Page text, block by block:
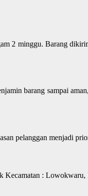
2 minggu. Barang
barang sampai
pelanggan menjadi
Kecamatan :